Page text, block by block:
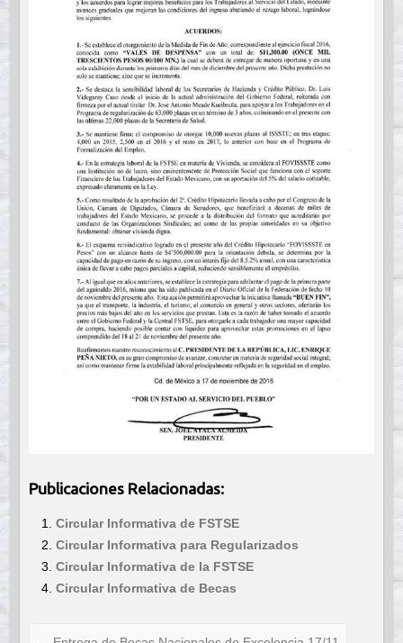
Publicaciones Relacionadas:
Circular Informativa de FSTSE
Circular Informativa para Regularizados
Circular Informativa de la FSTSE
Circular Informativa de Becas